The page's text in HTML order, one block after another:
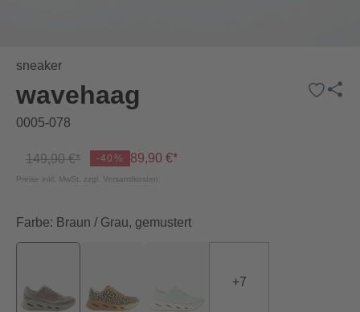
sneaker
wavehaag
0005-078
89,90 €*
149,90 €* -40%
Preise inkl. MwSt. zzgl. Versandkosten
Farbe: Braun / Grau, gemustert
+7